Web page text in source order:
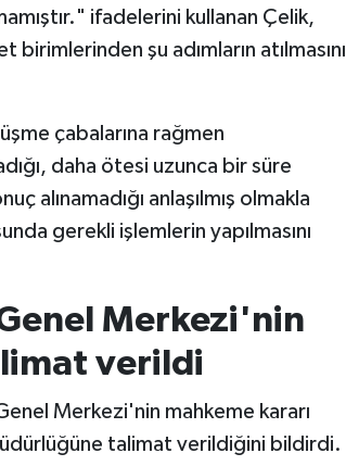
ifadelerini kullanan Çelik,
birimlerinden şu adımların atılmasını
çabalarına rağmen
daha ötesi uzunca bir süre
alınamadığı anlaşılmış olmakla
gerekli işlemlerin yapılmasını
Merkezi'nin
verildi
Merkezi'nin mahkeme kararı
talimat verildiğini bildirdi.